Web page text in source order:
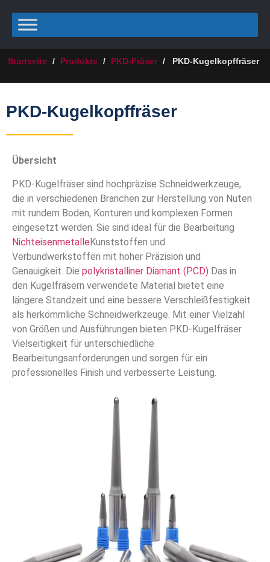
Startseite / Produkte / PKD-Fräser / PKD-Kugelkopffräser
PKD-Kugelkopffräser
Übersicht
PKD-Kugelfräser sind hochpräzise Schneidwerkzeuge,
die in verschiedenen Branchen zur Herstellung von Nuten
mit rundem Boden, Konturen und komplexen Formen
eingesetzt werden. Sie sind ideal für die Bearbeitung
NichteisenmetalleKunststoffen und
Verbundwerkstoffen mit hoher Präzision und
Genauigkeit. Die polykristalliner Diamant (PCD) Das in
den Kugelfräsern verwendete Material bietet eine
längere Standzeit und eine bessere Verschleißfestigkeit
als herkömmliche Schneidwerkzeuge. Mit einer Vielzahl
von Größen und Ausführungen bieten PKD-Kugelfräser
Vielseitigkeit für unterschiedliche
Bearbeitungsanforderungen und sorgen für ein
professionelles Finish und verbesserte Leistung.